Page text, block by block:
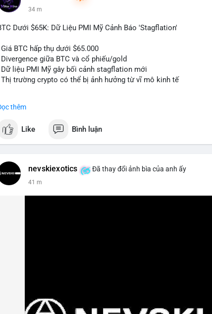
34 m
Dưới $65K: Dữ Liệu PMI Mỹ Cảnh Báo 'Stagflation'
Giá BTC hấp thụ dưới $65.000
Divergence giữa BTC và cổ phiếu/gold
Dữ liệu PMI Mỹ gây bối cảnh stagflation mới
Thị trường crypto có thể bị ảnh hưởng từ vĩ mô kinh tế
Nguồn: Cointelegraph
thêm
Like Bình luận
nevskiexotics Đã thay đổi ảnh bìa của anh ấy
41 m